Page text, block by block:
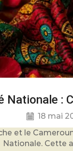
Nationale :
18 mai
et le
Nationale. Cette